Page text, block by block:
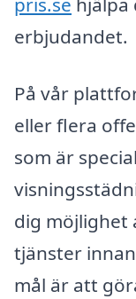
erbjudandet.
På vår
eller flera
som är
dig möjlighet
tjänster
mål är att